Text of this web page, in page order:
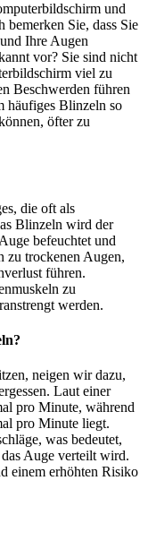
und
Sie, dass Sie
Ihre Augen
vor? Sie sind nicht
viel zu
Beschwerden führen
häufiges Blinzeln so
öfter zu
die oft als
Blinzeln wird der
befeuchtet und
zu trockenen Augen,
führen.
zu
werden.
neigen wir dazu,
Laut einer
pro Minute, während
pro Minute liegt.
was bedeutet,
Auge verteilt wird.
einem erhöhten Risiko